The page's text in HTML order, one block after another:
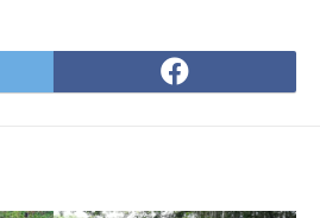
Compartir
en